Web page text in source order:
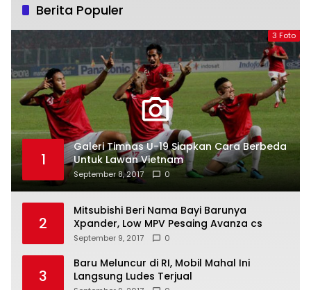
Berita Populer
3 Foto
1
Galeri Timnas U-19 Siapkan Cara Berbeda
Untuk Lawan Vietnam
September 8, 2017 0
2
Mitsubishi Beri Nama Bayi Barunya
Xpander, Low MPV Pesaing Avanza cs
September 9, 2017 0
3
Baru Meluncur di RI, Mobil Mahal Ini
Langsung Ludes Terjual